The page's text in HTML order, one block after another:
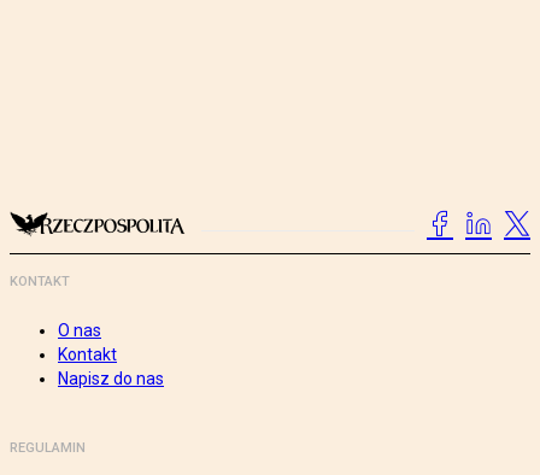
KONTAKT
O nas
Kontakt
Napisz do nas
REGULAMIN